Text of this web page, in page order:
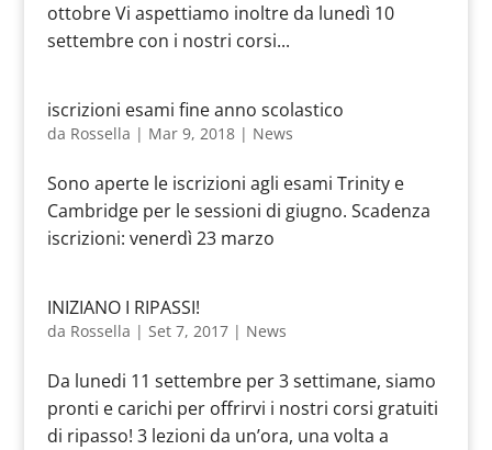
ottobre Vi aspettiamo inoltre da lunedì 10
settembre con i nostri corsi...
iscrizioni esami fine anno scolastico
da Rossella | Mar 9, 2018| News
Sono aperte le iscrizioni agli esami Trinity e
Cambridge per le sessioni di giugno. Scadenza
iscrizioni: venerdì 23 marzo
INIZIANO I RIPASSI!
da Rossella | Set 7, 2017| News
Da lunedi 11 settembre per 3 settimane, siamo
pronti e carichi per offrirvi i nostri corsi gratuiti
di ripasso! 3 lezioni da un’ora, una volta a